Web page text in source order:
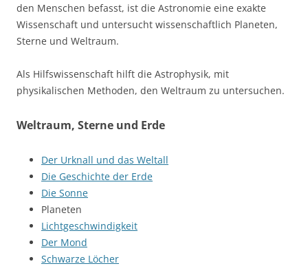
den Menschen befasst, ist die Astronomie eine exakte
Wissenschaft und untersucht wissenschaftlich Planeten,
Sterne und Weltraum.
Als Hilfswissenschaft hilft die Astrophysik, mit
physikalischen Methoden, den Weltraum zu untersuchen.
Weltraum, Sterne und Erde
Der Urknall und das Weltall
Die Geschichte der Erde
Die Sonne
Planeten
Lichtgeschwindigkeit
Der Mond
Schwarze Löcher